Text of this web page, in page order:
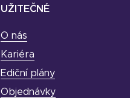
UŽITEČNÉ
O nás
Kariéra
Ediční plány
Objednávky